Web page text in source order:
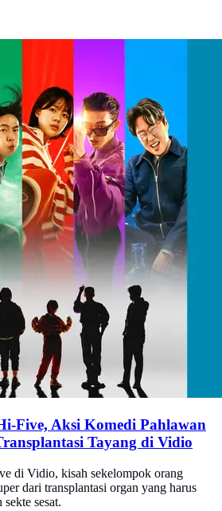
Five, Aksi Komedi Pahlawan
Tayang di Vidio
di Vidio, kisah sekelompok orang
dari transplantasi organ yang harus
sesat.